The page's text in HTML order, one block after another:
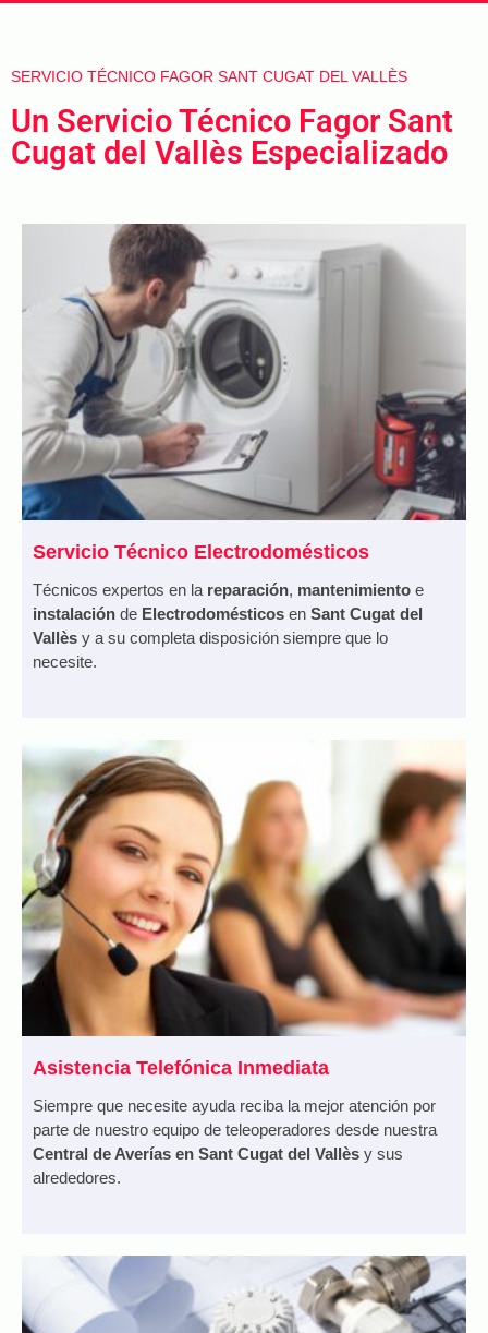
SERVICIO TÉCNICO FAGOR SANT CUGAT DEL VALLÈS
Un Servicio Técnico Fagor Sant
Cugat del Vallès Especializado
Servicio Técnico Electrodomésticos
Técnicos expertos en la reparación, mantenimiento e
instalación de Electrodomésticos en Sant Cugat del
Vallès y a su completa disposición siempre que lo
necesite.
Asistencia Telefónica Inmediata
Siempre que necesite ayuda reciba la mejor atención por
parte de nuestro equipo de teleoperadores desde nuestra
Central de Averías en Sant Cugat del Vallès y sus
alrededores.